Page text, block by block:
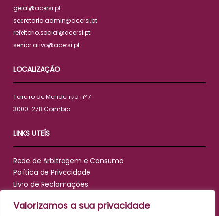
Valorizamos a sua privacidade
geral@acersi.pt
secretaria.admin@acersi.pt
refeitorio.social@acersi.pt
senior.ativo@acersi.pt
LOCALIZAÇÃO
Terreiro do Mendonça nº 7
3000-278 Coimbra
LINKS UTEÍS
Rede de Arbitragem e Consumo
Política de Privacidade
Livro de Reclamações
SIGA-NOS